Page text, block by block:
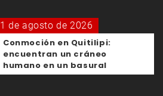
1 de agosto de 2026
Conmoción en Quitilipi:
encuentran un cráneo
humano en un basural